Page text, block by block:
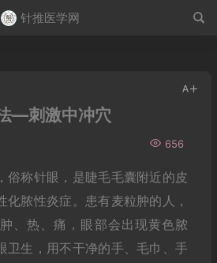
针推医学网
—刺激中冲穴
656
俗称针眼，是睫毛毛囊附近的皮
化脓性炎症。患有麦粒肿的人，
、热、痛，眼部会出现黄色脓
卫生，用不干净的手、毛巾、手